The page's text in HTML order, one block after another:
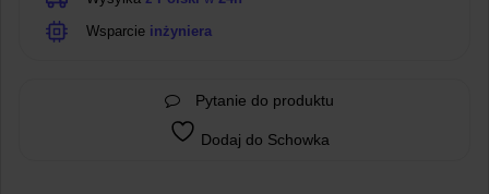
Wsparcie inżyniera
Pytanie do produktu
Dodaj do Schowka